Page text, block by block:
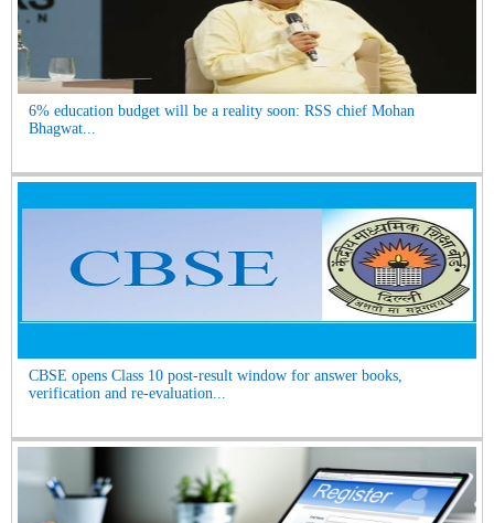
6% education budget will be a reality soon: RSS chief Mohan
Bhagwat...
CBSE opens Class 10 post-result window for answer books,
verification and re-evaluation...